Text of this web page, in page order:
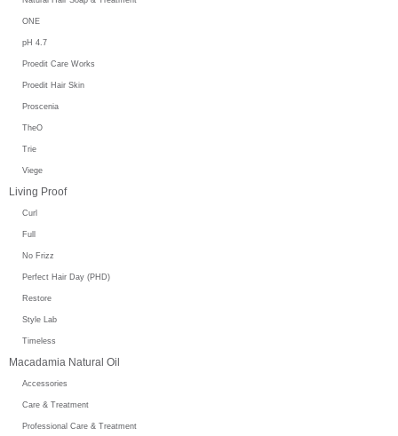
ONE
pH 4.7
Proedit Care Works
Proedit Hair Skin
Proscenia
TheO
Trie
Viege
Living Proof
Curl
Full
No Frizz
Perfect Hair Day (PHD)
Restore
Style Lab
Timeless
Macadamia Natural Oil
Accessories
Care & Treatment
Professional Care & Treatment